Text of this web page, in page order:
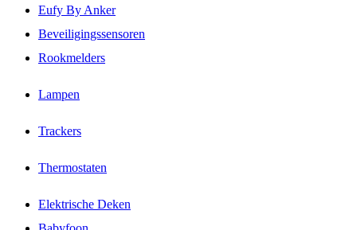
Eufy By Anker
Beveiligingssensoren
Rookmelders
Lampen
Trackers
Thermostaten
Elektrische Deken